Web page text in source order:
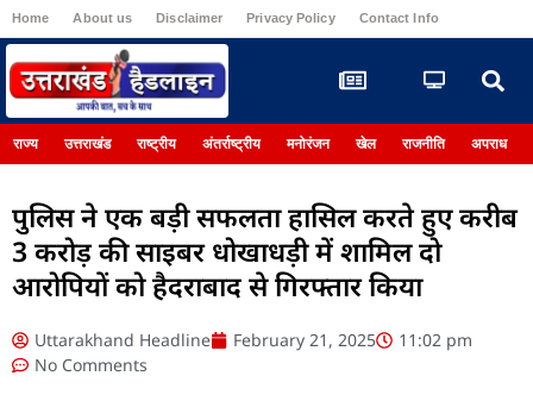
Home About us Disclaimer Privacy Policy Contact Info
राज्य उत्तराखंड राष्ट्रीय अंतर्राष्ट्रीय मनोरंजन खेल राजनीति अपराध
पुलिस ने एक बड़ी सफलता हासिल करते हुए करीब
3 करोड़ की साइबर धोखाधड़ी में शामिल दो
आरोपियों को हैदराबाद से गिरफ्तार किया
Uttarakhand Headline February 21, 2025
11:02 pm
No Comments